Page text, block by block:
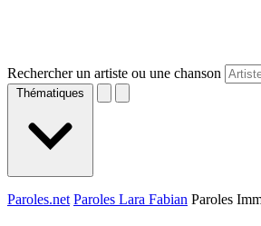
Rechercher un artiste ou une chanson
Thématiques
Paroles.net Paroles Lara Fabian Paroles